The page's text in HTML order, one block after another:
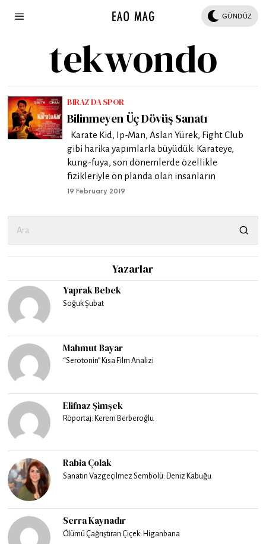
GÜNDÜZ
tekwondo
BIRAZ DA SPOR
Bilinmeyen Üç Dövüş Sanatı
Karate Kid, Ip-Man, Aslan Yürek, Fight Club
gibi harika yapımlarla büyüdük. Karateye,
kung-fuya, son dönemlerde özellikle
fizikleriyle ön planda olan insanların
19 February 2019
Yazarlar
Yaprak Bebek
Soğuk Şubat
Mahmut Bayar
“Serotonin” Kısa Film Analizi
Elifnaz Şimşek
Röportaj: Kerem Berberoğlu
Rabia Çolak
Sanatın Vazgeçilmez Sembolü: Deniz Kabuğu
Serra Kaynadır
Ölümü Çağrıştıran Çiçek: Higanbana